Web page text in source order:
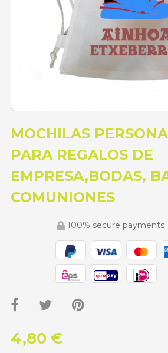
MOCHILAS
PARA REGALOS DE
EMPRESA,BODAS,
COMUNIONES
100% secure payments
4,80 €